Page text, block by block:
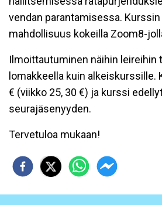
vendan parantamisessa.
mahdollisuus kokeilla Zoom8-
Ilmoittautuminen näihin leireihin
lomakkeella kuin alkeiskurssille.
€ (viikko 25, 30 €) ja kurssi
seurajäsenyyden.
Tervetuloa mukaan!